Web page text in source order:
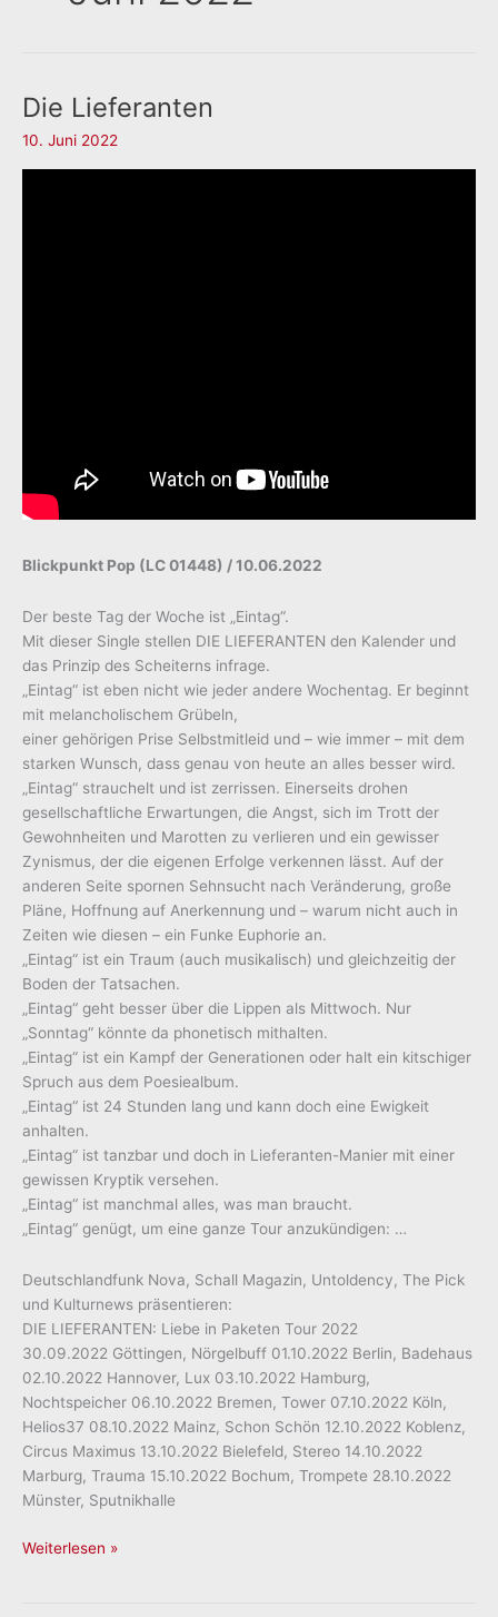
Die Lieferanten
10. Juni 2022
Blickpunkt Pop (LC 01448) / 10.06.2022
Der beste Tag der Woche ist „Eintag“.
Mit dieser Single stellen DIE LIEFERANTEN den Kalender und
das Prinzip des Scheiterns infrage.
„Eintag“ ist eben nicht wie jeder andere Wochentag. Er beginnt
mit melancholischem Grübeln,
einer gehörigen Prise Selbstmitleid und – wie immer – mit dem
starken Wunsch, dass genau von heute an alles besser wird.
„Eintag“ strauchelt und ist zerrissen. Einerseits drohen
gesellschaftliche Erwartungen, die Angst, sich im Trott der
Gewohnheiten und Marotten zu verlieren und ein gewisser
Zynismus, der die eigenen Erfolge verkennen lässt. Auf der
anderen Seite spornen Sehnsucht nach Veränderung, große
Pläne, Hoffnung auf Anerkennung und – warum nicht auch in
Zeiten wie diesen – ein Funke Euphorie an.
„Eintag“ ist ein Traum (auch musikalisch) und gleichzeitig der
Boden der Tatsachen.
„Eintag“ geht besser über die Lippen als Mittwoch. Nur
„Sonntag“ könnte da phonetisch mithalten.
„Eintag“ ist ein Kampf der Generationen oder halt ein kitschiger
Spruch aus dem Poesiealbum.
„Eintag“ ist 24 Stunden lang und kann doch eine Ewigkeit
anhalten.
„Eintag“ ist tanzbar und doch in Lieferanten-Manier mit einer
gewissen Kryptik versehen.
„Eintag“ ist manchmal alles, was man braucht.
„Eintag“ genügt, um eine ganze Tour anzukündigen: …
Deutschlandfunk Nova, Schall Magazin, Untoldency, The Pick
und Kulturnews präsentieren:
DIE LIEFERANTEN: Liebe in Paketen Tour 2022
30.09.2022 Göttingen, Nörgelbuff 01.10.2022 Berlin, Badehaus
02.10.2022 Hannover, Lux 03.10.2022 Hamburg,
Nochtspeicher 06.10.2022 Bremen, Tower 07.10.2022 Köln,
Helios37 08.10.2022 Mainz, Schon Schön 12.10.2022 Koblenz,
Circus Maximus 13.10.2022 Bielefeld, Stereo 14.10.2022
Marburg, Trauma 15.10.2022 Bochum, Trompete 28.10.2022
Münster, Sputnikhalle
Die
Weiterlesen »